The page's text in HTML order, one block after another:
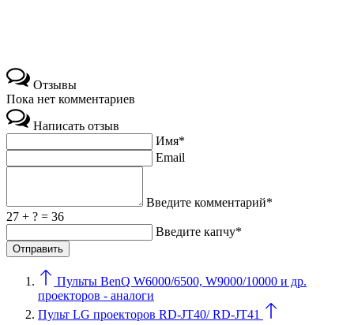
Отзывы
Пока нет комментариев
Написать отзыв
Имя*
Email
Введите комментарий*
27 + ? = 36
Введите капчу*
Пульты BenQ W6000/6500, W9000/10000 и др.
проекторов - аналоги
Пульт LG проекторов RD-JT40/ RD-JT41